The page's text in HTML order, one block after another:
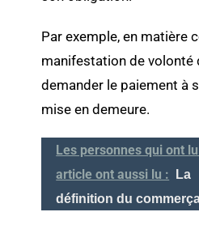
Par exemple, en matière
manifestation de volonté
demander le paiement à
mise en demeure.
Les personnes qui ont
article ont aussi lu :
La
définition du